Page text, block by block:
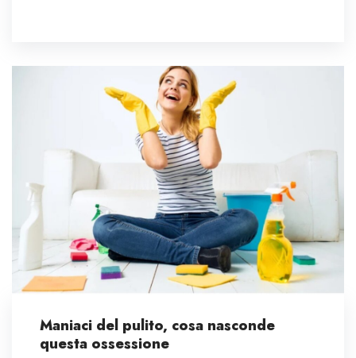
Maniaci del pulito, cosa nasconde
questa ossessione